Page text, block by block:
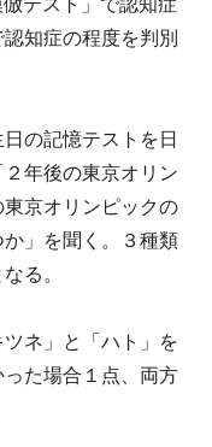
テスト」で認知症
知症の程度を判別
の記憶テストを日
年後の東京オリン
京オリンピックの
」を聞く。３種類
る。
ネ」と「ハト」を
た場合１点、両方